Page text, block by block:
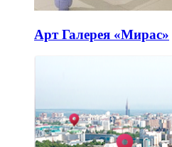
Арт Галерея «Мирас»